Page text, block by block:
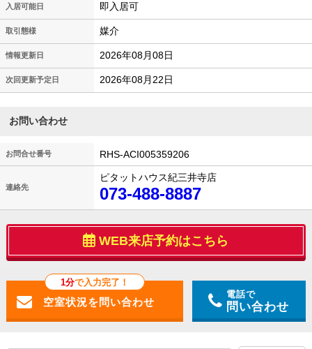
入居可能日 即入居可
取引態様 媒介
情報更新日 2026年08月08日
次回更新予定日 2026年08月22日
お問い合わせ
お問合せ番号 RHS-ACI005359206
連絡先
ピタットハウス紀三井寺店
073-488-8887
WEB来店予約はこちら
1分で入力完了！
電話で
問い合わせ